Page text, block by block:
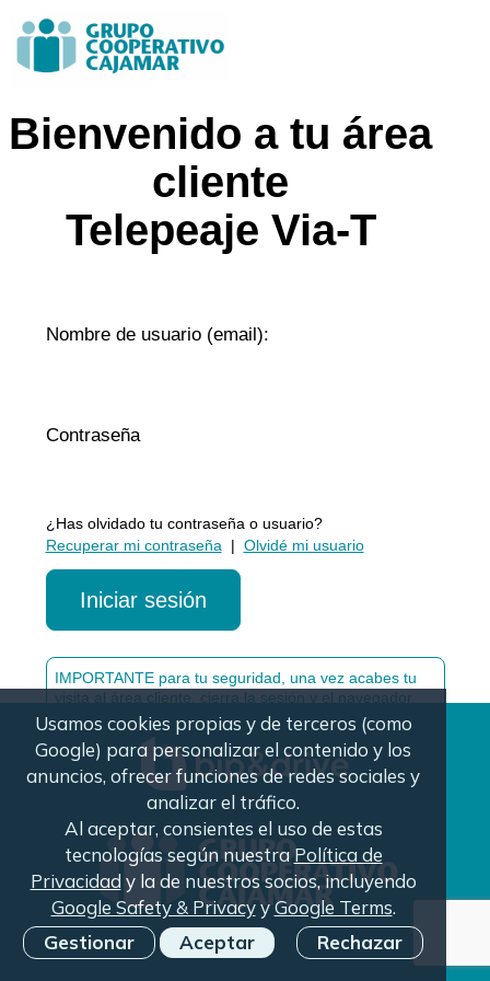
Bienvenido a tu área
cliente
Telepeaje Via-T
Nombre de usuario (email):
Contraseña
¿Has olvidado tu contraseña o usuario?
Recuperar mi contraseña | Olvidé mi usuario
Iniciar sesión
IMPORTANTE para tu seguridad, una vez acabes tu
visita al área cliente, cierra la sesión y el navegador.
Usamos cookies propias y de terceros (como
Google) para personalizar el contenido y los
anuncios, ofrecer funciones de redes sociales y
analizar el tráfico.
Al aceptar, consientes el uso de estas
tecnologías según nuestraPolítica de
Privacidad y la de nuestros socios, incluyendo
Google Safety & PrivacyyGoogle Terms.
Gestionar
Aceptar Rechazar